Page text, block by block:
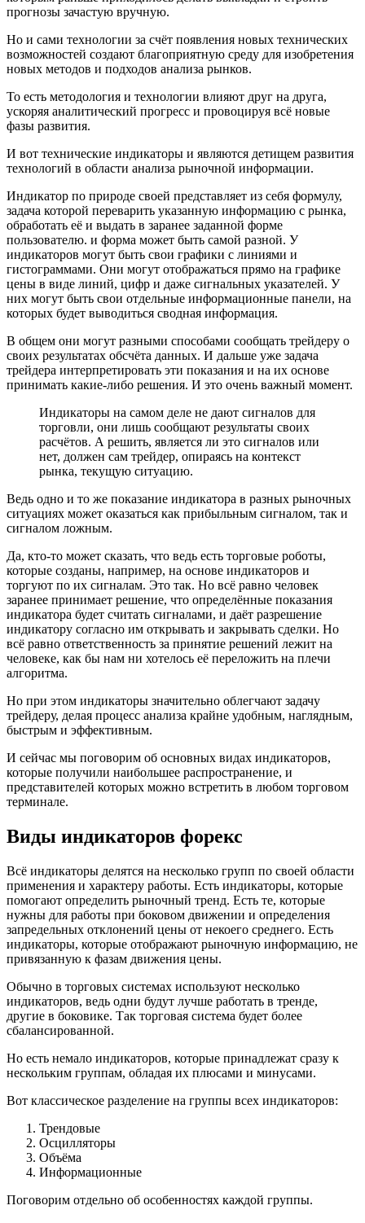
прогнозы зачастую вручную.
Но и сами технологии за счёт появления новых технических
возможностей создают благоприятную среду для изобретения
новых методов и подходов анализа рынков.
То есть методология и технологии влияют друг на друга,
ускоряя аналитический прогресс и провоцируя всё новые
фазы развития.
И вот технические индикаторы и являются детищем развития
технологий в области анализа рыночной информации.
Индикатор по природе своей представляет из себя формулу,
задача которой переварить указанную информацию с рынка,
обработать её и выдать в заранее заданной форме
пользователю. и форма может быть самой разной. У
индикаторов могут быть свои графики с линиями и
гистограммами. Они могут отображаться прямо на графике
цены в виде линий, цифр и даже сигнальных указателей. У
них могут быть свои отдельные информационные панели, на
которых будет выводиться сводная информация.
В общем они могут разными способами сообщать трейдеру о
своих результатах обсчёта данных. И дальше уже задача
трейдера интерпретировать эти показания и на их основе
принимать какие-либо решения. И это очень важный момент.
Индикаторы на самом деле не дают сигналов для
торговли, они лишь сообщают результаты своих
расчётов. А решить, является ли это сигналов или
нет, должен сам трейдер, опираясь на контекст
рынка, текущую ситуацию.
Ведь одно и то же показание индикатора в разных рыночных
ситуациях может оказаться как прибыльным сигналом, так и
сигналом ложным.
Да, кто-то может сказать, что ведь есть торговые роботы,
которые созданы, например, на основе индикаторов и
торгуют по их сигналам. Это так. Но всё равно человек
заранее принимает решение, что определённые показания
индикатора будет считать сигналами, и даёт разрешение
индикатору согласно им открывать и закрывать сделки. Но
всё равно ответственность за принятие решений лежит на
человеке, как бы нам ни хотелось её переложить на плечи
алгоритма.
Но при этом индикаторы значительно облегчают задачу
трейдеру, делая процесс анализа крайне удобным, наглядным,
быстрым и эффективным.
И сейчас мы поговорим об основных видах индикаторов,
которые получили наибольшее распространение, и
представителей которых можно встретить в любом торговом
терминале.
Виды индикаторов форекс
Всё индикаторы делятся на несколько групп по своей области
применения и характеру работы. Есть индикаторы, которые
помогают определить рыночный тренд. Есть те, которые
нужны для работы при боковом движении и определения
запредельных отклонений цены от некоего среднего. Есть
индикаторы, которые отображают рыночную информацию, не
привязанную к фазам движения цены.
Обычно в торговых системах используют несколько
индикаторов, ведь одни будут лучше работать в тренде,
другие в боковике. Так торговая система будет более
сбалансированной.
Но есть немало индикаторов, которые принадлежат сразу к
нескольким группам, обладая их плюсами и минусами.
Вот классическое разделение на группы всех индикаторов:
Трендовые
Осцилляторы
Объёма
Информационные
Поговорим отдельно об особенностях каждой группы.